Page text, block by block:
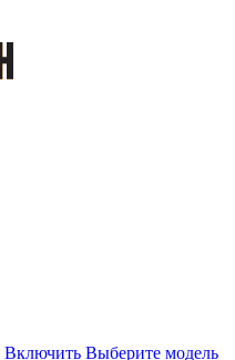
Включить Выберите модель